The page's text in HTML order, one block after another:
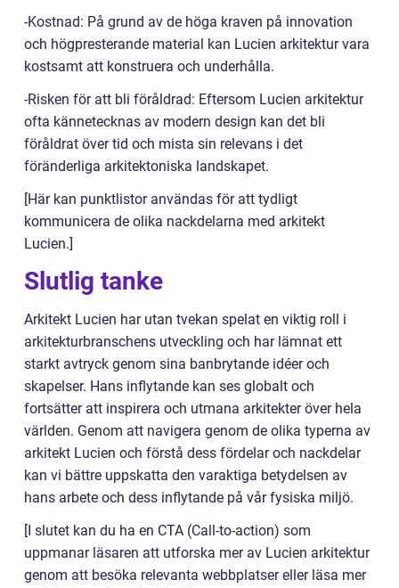
-Kostnad: På grund av de höga kraven på innovation
och högpresterande material kan Lucien arkitektur vara
kostsamt att konstruera och underhålla.
-Risken för att bli föråldrad: Eftersom Lucien arkitektur
ofta kännetecknas av modern design kan det bli
föråldrat över tid och mista sin relevans i det
föränderliga arkitektoniska landskapet.
[Här kan punktlistor användas för att tydligt
kommunicera de olika nackdelarna med arkitekt
Lucien.]
Slutlig tanke
Arkitekt Lucien har utan tvekan spelat en viktig roll i
arkitekturbranschens utveckling och har lämnat ett
starkt avtryck genom sina banbrytande idéer och
skapelser. Hans inflytande kan ses globalt och
fortsätter att inspirera och utmana arkitekter över hela
världen. Genom att navigera genom de olika typerna av
arkitekt Lucien och förstå dess fördelar och nackdelar
kan vi bättre uppskatta den varaktiga betydelsen av
hans arbete och dess inflytande på vår fysiska miljö.
[I slutet kan du ha en CTA (Call-to-action) som
uppmanar läsaren att utforska mer av Lucien arkitektur
genom att besöka relevanta webbplatser eller läsa mer